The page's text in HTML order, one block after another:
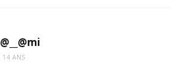
14 ANS